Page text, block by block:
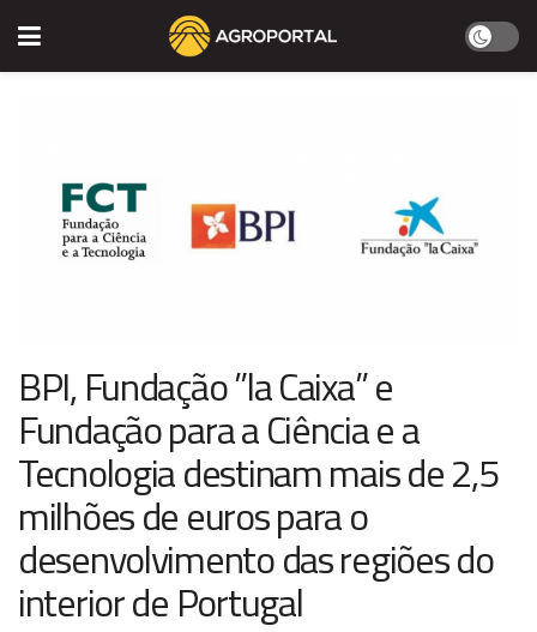
BPI, Fundação ”la Caixa” e
Fundação para a Ciência e a
Tecnologia destinam mais de 2,5
milhões de euros para o
desenvolvimento das regiões do
interior de Portugal